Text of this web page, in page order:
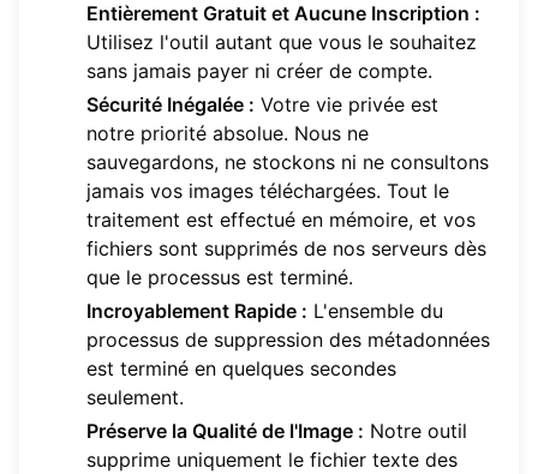
Entièrement Gratuit et Aucune Inscription :
Utilisez l'outil autant que vous le souhaitez
sans jamais payer ni créer de compte.
Sécurité Inégalée : Votre vie privée est
notre priorité absolue. Nous ne
sauvegardons, ne stockons ni ne consultons
jamais vos images téléchargées. Tout le
traitement est effectué en mémoire, et vos
fichiers sont supprimés de nos serveurs dès
que le processus est terminé.
Incroyablement Rapide : L'ensemble du
processus de suppression des métadonnées
est terminé en quelques secondes
seulement.
Préserve la Qualité de l'Image : Notre outil
supprime uniquement le fichier texte des